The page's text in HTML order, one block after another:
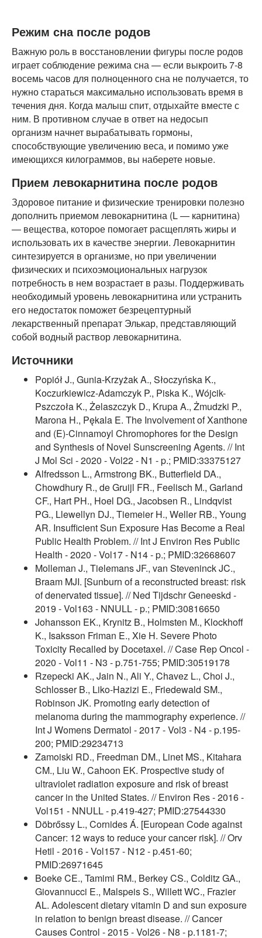
Режим сна после родов
Важную роль в восстановлении фигуры после родов
играет соблюдение режима сна — если выкроить 7-8
восемь часов для полноценного сна не получается, то
нужно стараться максимально использовать время в
течения дня. Когда малыш спит, отдыхайте вместе с
ним. В противном случае в ответ на недосып
организм начнет вырабатывать гормоны,
способствующие увеличению веса, и помимо уже
имеющихся килограммов, вы наберете новые.
Прием левокарнитина после родов
Здоровое питание и физические тренировки полезно
дополнить приемом левокарнитина (L — карнитина)
— вещества, которое помогает расщеплять жиры и
использовать их в качестве энергии. Левокарнитин
синтезируется в организме, но при увеличении
физических и психоэмоциональных нагрузок
потребность в нем возрастает в разы. Поддерживать
необходимый уровень левокарнитина или устранить
его недостаток поможет безрецептурный
лекарственный препарат Элькар, представляющий
собой водный раствор левокарнитина.
Источники
Popiół J., Gunia-Krzyżak A., Słoczyńska K.,
Koczurkiewicz-Adamczyk P., Piska K., Wójcik-
Pszczoła K., Żelaszczyk D., Krupa A., Żmudzki P.,
Marona H., Pękala E. The Involvement of Xanthone
and (E)-Cinnamoyl Chromophores for the Design
and Synthesis of Novel Sunscreening Agents. // Int
J Mol Sci - 2020 - Vol22 - N1 - p.; PMID:33375127
Alfredsson L., Armstrong BK., Butterfield DA.,
Chowdhury R., de Gruijl FR., Feelisch M., Garland
CF., Hart PH., Hoel DG., Jacobsen R., Lindqvist
PG., Llewellyn DJ., Tiemeier H., Weller RB., Young
AR. Insufficient Sun Exposure Has Become a Real
Public Health Problem. // Int J Environ Res Public
Health - 2020 - Vol17 - N14 - p.; PMID:32668607
Molleman J., Tielemans JF., van Steveninck JC.,
Braam MJI. [Sunburn of a reconstructed breast: risk
of denervated tissue]. // Ned Tijdschr Geneeskd -
2019 - Vol163 - NNULL - p.; PMID:30816650
Johansson EK., Krynitz B., Holmsten M., Klockhoff
K., Isaksson Friman E., Xie H. Severe Photo
Toxicity Recalled by Docetaxel. // Case Rep Oncol -
2020 - Vol11 - N3 - p.751-755; PMID:30519178
Rzepecki AK., Jain N., Ali Y., Chavez L., Choi J.,
Schlosser B., Liko-Hazizi E., Friedewald SM.,
Robinson JK. Promoting early detection of
melanoma during the mammography experience. //
Int J Womens Dermatol - 2017 - Vol3 - N4 - p.195-
200; PMID:29234713
Zamoiski RD., Freedman DM., Linet MS., Kitahara
CM., Liu W., Cahoon EK. Prospective study of
ultraviolet radiation exposure and risk of breast
cancer in the United States. // Environ Res - 2016 -
Vol151 - NNULL - p.419-427; PMID:27544330
Döbrőssy L., Cornides Á. [European Code against
Cancer: 12 ways to reduce your cancer risk]. // Orv
Hetil - 2016 - Vol157 - N12 - p.451-60;
PMID:26971645
Boeke CE., Tamimi RM., Berkey CS., Colditz GA.,
Giovannucci E., Malspeis S., Willett WC., Frazier
AL. Adolescent dietary vitamin D and sun exposure
in relation to benign breast disease. // Cancer
Causes Control - 2015 - Vol26 - N8 - p.1181-7;